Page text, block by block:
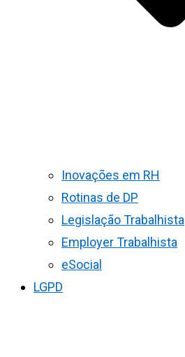
Inovações em RH
Rotinas de DP
Legislação Trabalhista
Employer Trabalhista
eSocial
LGPD